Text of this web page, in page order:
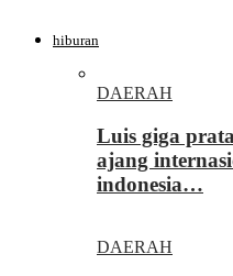
hiburan
DAERAH
Luis giga
ajang
indonesia…
DAERAH